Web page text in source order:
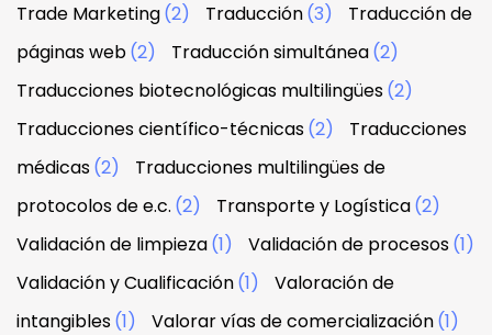
Trade Marketing(2) Traducción(3)
Traducción de
páginas web(2) Traducción simultánea(2)
Traducciones biotecnológicas multilingües(2)
Traducciones científico-técnicas(2)
Traducciones
médicas(2)
Traducciones multilingües de
protocolos de e.c. (2) Transporte y Logística(2)
Validación de limpieza(1) Validación de procesos(1)
Validación y Cualificación(1)
Valoración de
intangibles(1) Valorar vías de comercialización(1)